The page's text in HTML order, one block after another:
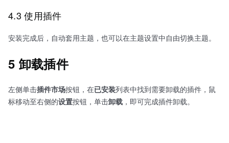
4.3 使用插件
安装完成后，自动套用主题，也可以在主题设置中自由切换主题。
5 卸载插件
左侧单击插件市场按钮，在已安装列表中找到需要卸载的插件，鼠
标移动至右侧的设置按钮，单击卸载 ，即可完成插件卸载。